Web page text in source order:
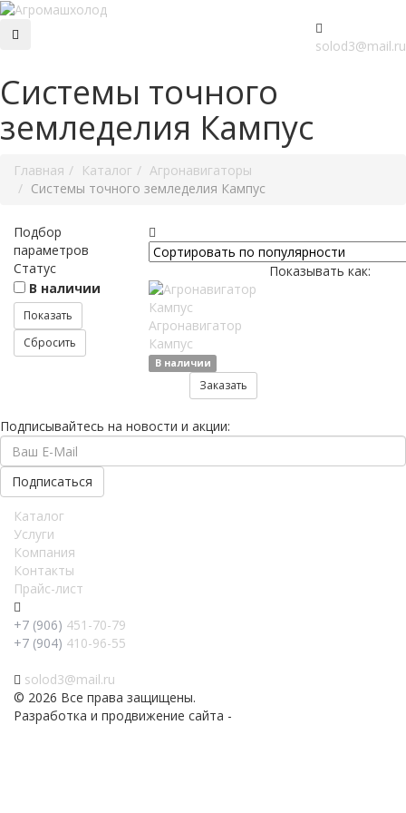
solod3@mail.ru
Системы точного
земледелия Кампус
Главная Каталог
Агронавигаторы
Системы точного земледелия Кампус
Подбор
параметров
Статус
В наличии
Показывать как:
Агронавигатор
Кампус
В наличии
Заказать
Подписывайтесь на новости и акции:
Каталог
Услуги
Компания
Контакты
Прайс-лист
+7 (906) 451-70-79
+7 (904) 410-96-55
solod3@mail.ru
© 2026 Все права защищены.
Разработка и продвижение сайта -